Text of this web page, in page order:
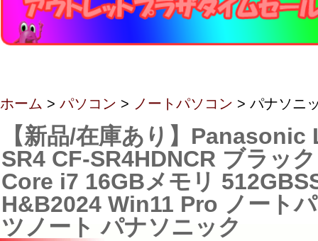
ホーム > パソコン > ノートパソコン > パナソニ
【新品/在庫あり】
SR4 CF-SR4HDNCR ブラッ
Core i7 16GBメモリ
H&B2024 Win11 Pro ノート
ツノート パナソニック